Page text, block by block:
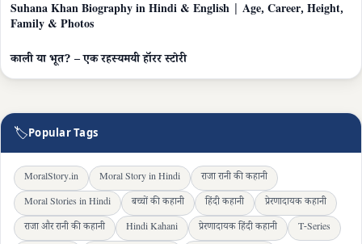
Suhana Khan Biography in Hindi & English | Age, Career, Height,
Family & Photos
काली या भूत? – एक रहस्यमयी हॉरर स्टोरी
🏷Popular Tags
MoralStory.in Moral Story in Hindi
राजा रानी की कहानी
Moral Stories in Hindi
बच्चों की कहानी हिंदी कहानी
प्रेरणादायक कहानी
राजा और रानी की कहानी
Hindi Kahani प्रेरणादायक हिंदी कहानी
T-Series